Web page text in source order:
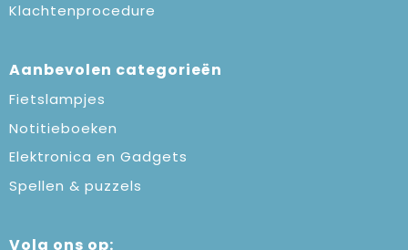
Klachtenprocedure
Aanbevolen categorieën
Fietslampjes
Notitieboeken
Elektronica en Gadgets
Spellen & puzzels
Volg ons op: